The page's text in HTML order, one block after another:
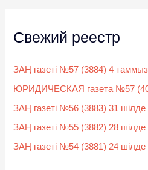
Свежий реестр
ЗАҢ газеті №57 (3884) 4
ЮРИДИЧЕСКАЯ газета №57
ЗАҢ газеті №56 (3883) 31 шілде
ЗАҢ газеті №55 (3882) 28 шілде
ЗАҢ газеті №54 (3881) 24 шілде